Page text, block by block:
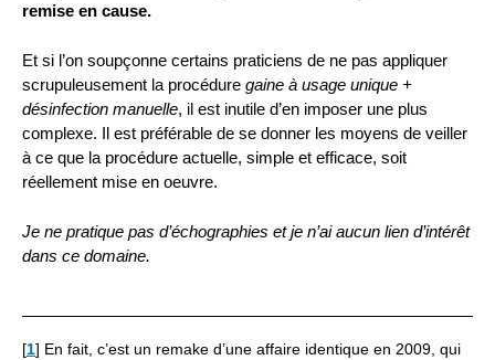
remise en cause.
Et si l’on soupçonne certains praticiens de ne pas appliquer
scrupuleusement la procédure gaine à usage unique +
désinfection manuelle, il est inutile d’en imposer une plus
complexe. Il est préférable de se donner les moyens de veiller
à ce que la procédure actuelle, simple et efficace, soit
réellement mise en oeuvre.
Je ne pratique pas d’échographies et je n’ai aucun lien d’intérêt
dans ce domaine.
[1] En fait, c’est un remake d’une affaire identique en 2009, qui